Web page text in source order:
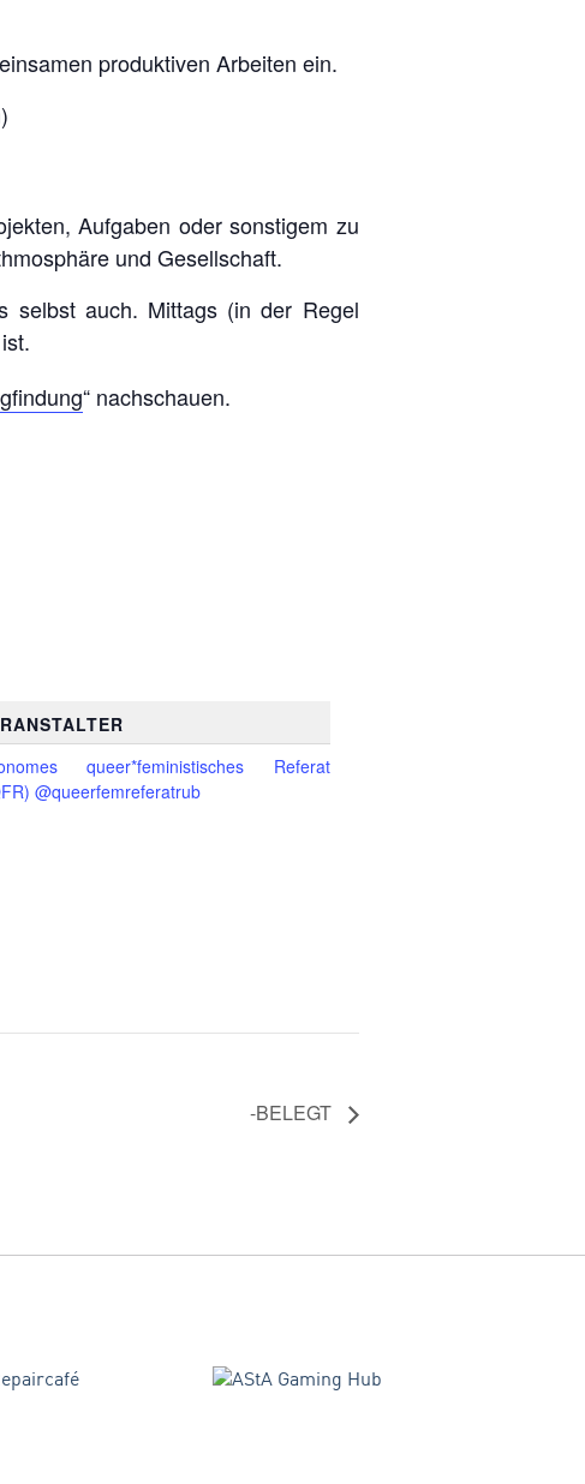
produktiven Arbeiten ein.
Aufgaben oder sonstigem zu
und Gesellschaft.
selbst auch. Mittags (in der Regel
“ nachschauen.
queer*feministisches Referat
@queerfemreferatrub
-BELEGT